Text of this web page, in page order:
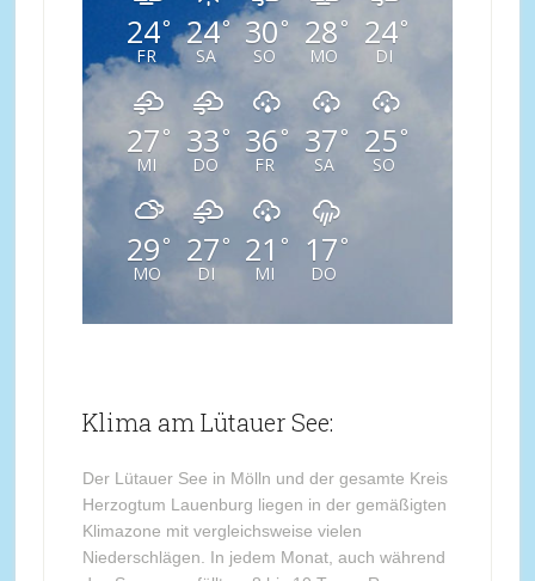
24°
FR
24°
SA
30°
SO
28 °
MO
24°
DI
27 °
MI
33°
DO
36°
FR
37 °
SA
25 °
SO
29°
MO
27 °
DI
21 °
MI
17 °
DO
Klima am Lütauer See:
Der Lütauer See in Mölln und der gesamte Kreis
Herzogtum Lauenburg liegen in der gemäßigten
Klimazone mit vergleichsweise vielen
Niederschlägen. In jedem Monat, auch während